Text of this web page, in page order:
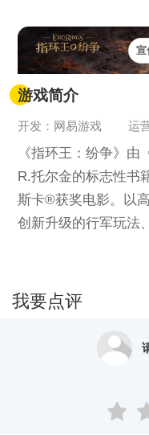
宣
游戏简介
开发：网易游戏 运
《指环王：纷争》
R.托尔金的标志性书
斯卡®获奖电影。以
创新升级的行军玩法
还原J.R.R.托尔金和
故事发生在中土世界
入魔戒纷争，膨胀他
尊魔戒的争夺之战一
撞、团战的联合与博
刻诞生。玩家将作为
我要点评